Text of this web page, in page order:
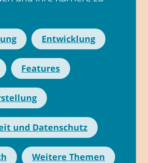
Entwicklung
Features
und Datenschutz
Weitere Themen